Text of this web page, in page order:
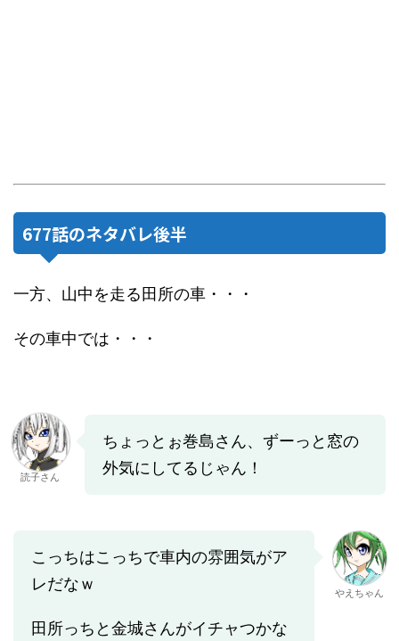
677話のネタバレ後半
一方、山中を走る田所の車・・・
その車中では・・・
読子さん
ちょっとぉ巻島さん、ずーっと窓の
外気にしてるじゃん！
こっちはこっちで車内の雰囲気がア
レだなｗ
田所っちと金城さんがイチャつかな
やえちゃん